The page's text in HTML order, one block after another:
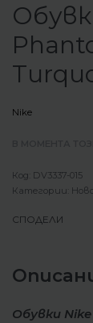
Nike
DV3337-015
Категории:
СПОДЕЛИ
Обувки